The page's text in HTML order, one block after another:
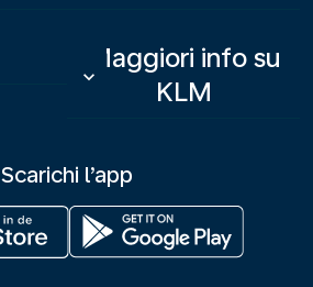
Maggiori info su
KLM
keyboard_arrow_down
Scarichi l’app